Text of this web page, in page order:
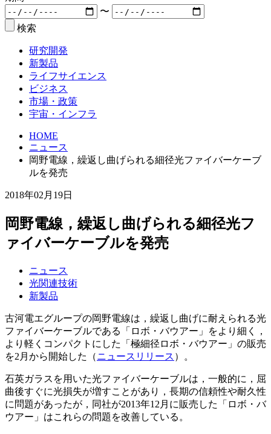
〜
検索
研究開発
新製品
ライフサイエンス
ビジネス
市場・政策
宇宙・インフラ
HOME
ニュース
岡野電線，繰返し曲げられる細径光ファイバーケーブ
ルを発売
2018年02月19日
岡野電線，繰返し曲げられる細径光フ
ァイバーケーブルを発売
ニュース
光関連技術
新製品
古河電エグループの岡野電線は，繰返し曲げに耐えられる光
ファイバーケーブルである「ロボ・バウアー」をより細く，
より軽くコンパクトにした「極細径ロボ・バウアー」の販売
を2月から開始した（ニュースリリース ）。
石英ガラスを用いた光ファイバーケーブルは，一般的に，屈
曲後すぐに光損失が増すことがあり，長期の信頼性や耐久性
に問題があったが，同社が2013年12月に販売した「ロボ・バ
ウアー」はこれらの問題を改善している。